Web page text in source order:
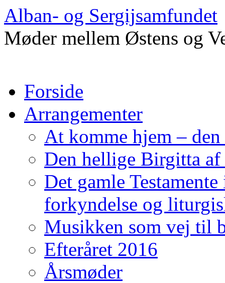
Alban- og Sergijsamfundet
Møder mellem Østens og
til
indholdForside
Arrangementer
At komme hjem –
Den hellige Birgitta af
Det gamle
forkyndelse og
Musikken som vej til
Efteråret 2016
Årsmøder